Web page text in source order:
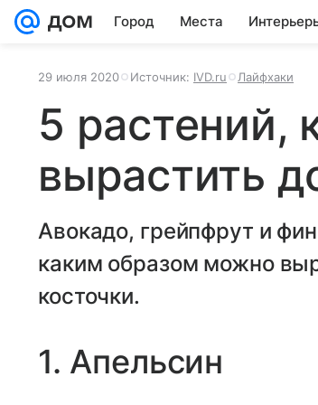
Город Места
29 июля 2020 Источник: IVD.ru Лайфхаки
5 растений,
вырастить
Авокадо, грейпфрут и
каким образом можно
косточки.
1. Апельсин